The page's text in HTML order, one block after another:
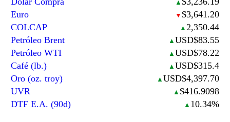
▲
Euro
▼ $3,641.20
COLCAP
▲ 2,350.44
Petróleo Brent
▲ USD$83.55
Petróleo WTI
▲ USD$78.22
Café (lb.)
▲ USD$315.4
Oro (oz. troy)
▲ USD$4,397.70
UVR
▲ $416.9098
DTF E.A. (90d)
▲ 10.34%